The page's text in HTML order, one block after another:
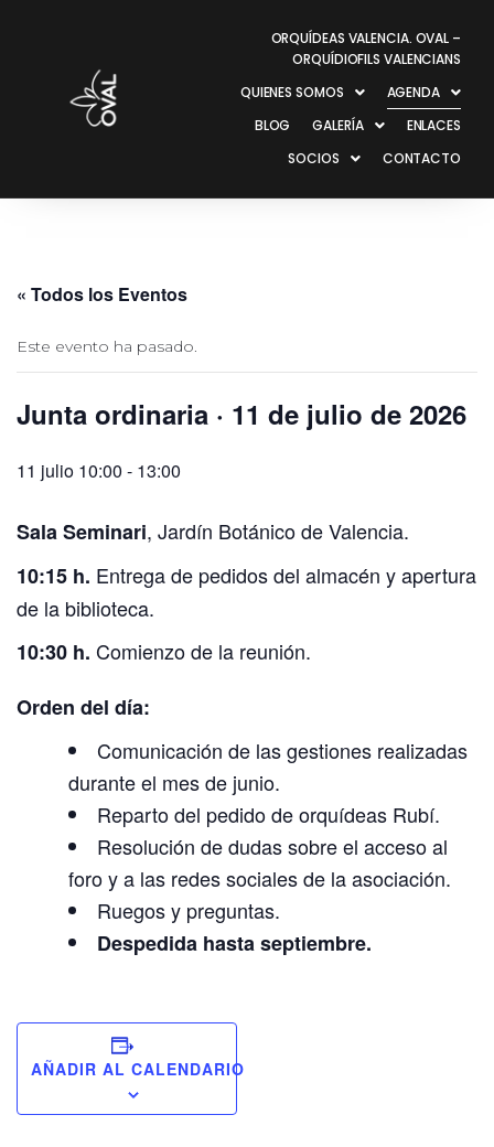
ORQUÍDEAS VALENCIA. OVAL –
ORQUÍDIOFILS VALENCIANS
QUIENES SOMOS
AGENDA
BLOG
GALERÍA
ENLACES
SOCIOS
CONTACTO
« Todos los Eventos
Este evento ha pasado.
Junta ordinaria · 11 de julio de 2026
11 julio 10:00 - 13:00
Sala Seminari, Jardín Botánico de Valencia.
10:15 h. Entrega de pedidos del almacén y apertura
de la biblioteca.
10:30 h. Comienzo de la reunión.
Orden del día:
Comunicación de las gestiones realizadas
durante el mes de junio.
Reparto del pedido de orquídeas Rubí.
Resolución de dudas sobre el acceso al
foro y a las redes sociales de la asociación.
Ruegos y preguntas.
Despedida hasta septiembre.
AÑADIR AL CALENDARIO